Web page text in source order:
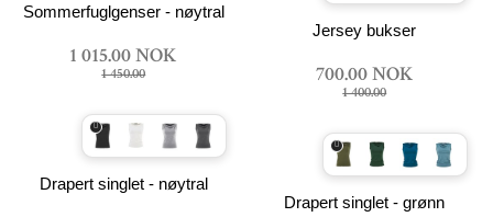
Sommerfuglgenser - nøytral
1 015.00 NOK
1 450.00
Jersey bukser
700.00 NOK
1 400.00
Drapert singlet - nøytral
Drapert singlet - grønn